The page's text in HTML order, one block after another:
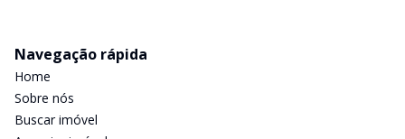
Navegação rápida
Home
Sobre nós
Buscar imóvel